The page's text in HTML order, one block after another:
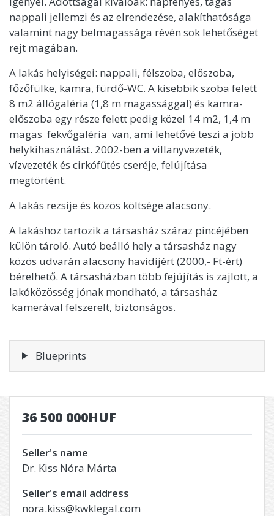
nappali jellemzi és az elrendezése, alakíthatósága
valamint nagy belmagassága révén sok lehetőséget
rejt magában.
A lakás helyiségei: nappali, félszoba, előszoba,
főzőfülke, kamra, fürdő-WC. A kisebbik szoba felett
8 m2 állógaléria (1,8 m magassággal) és kamra-
előszoba egy része felett pedig közel 14 m2, 1,4 m
magas fekvőgaléria van, ami lehetővé teszi a jobb
helykihasználást. 2002-ben a villanyvezeték,
vízvezeték és cirkófűtés cseréje, felújítása
megtörtént.
A lakás rezsije és közös költsége alacsony.
A lakáshoz tartozik a társasház száraz pincéjében
külön tároló. Autó beálló hely a társasház nagy
közös udvarán alacsony havidíjért (2000,- Ft-ért)
bérelhető. A társasházban több fejújítás is zajlott, a
lakóközösség jónak mondható, a társasház
kamerával felszerelt, biztonságos.
Blueprints
36 500 000HUF
Seller's name
Dr. Kiss Nóra Márta
Seller's email address
nora.kiss@kwklegal.com